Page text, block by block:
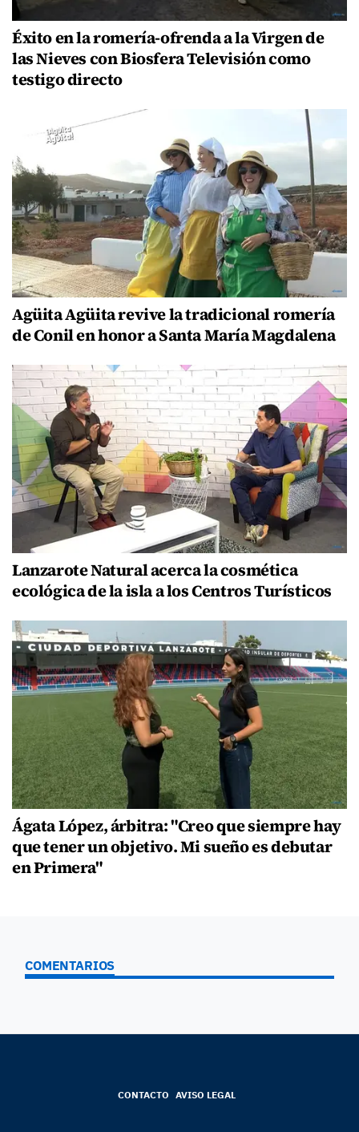
Éxito en la romería-ofrenda a la Virgen de
las Nieves con Biosfera Televisión como
testigo directo
Agüita Agüita revive la tradicional romería
de Conil en honor a Santa María Magdalena
Lanzarote Natural acerca la cosmética
ecológica de la isla a los Centros Turísticos
Ágata López, árbitra: "Creo que siempre hay
que tener un objetivo. Mi sueño es debutar
en Primera"
COMENTARIOS
CONTACTO AVISO LEGAL